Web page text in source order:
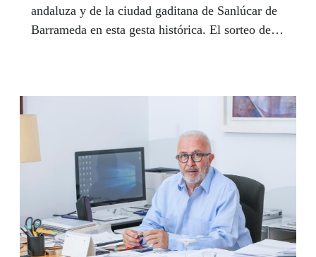
andaluza y de la ciudad gaditana de Sanlúcar de
Barrameda en esta gesta histórica. El sorteo del
vuelta al mundo. El alcalde de Sevilla, Juan
Espadas, agradeció a la ONCE su implicación en
este aniversario y le pidió "más colaboración con
su Ayuntamiento para seguir superando las
barreras que interfieren en la vida de los
ciudadanos con discapacidad en la ciudad".